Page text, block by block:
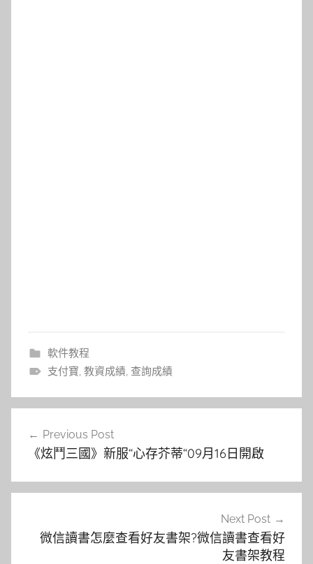
軟件教程
支付寶, 教資成績, 查詢成績
覽
Previous Post
《炫鬥三國》新服“心存芥蒂“09月16日開啟
Next Post
微信讀書怎麼查看好友書架?微信讀書查看好
友書架教程